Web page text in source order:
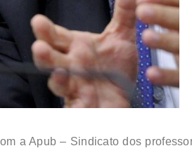
a Apub – Sindicato dos